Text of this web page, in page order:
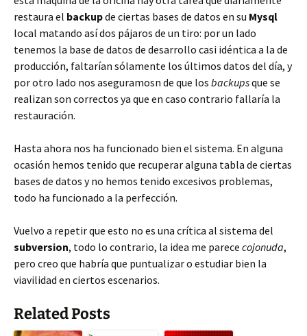
restaura el backupde ciertas bases de datos en su Mysql
local matando así dos pájaros de un tiro: por un lado
tenemos la base de datos de desarrollo casi idéntica a la de
producción, faltarían sólamente los últimos datos del día, y
por otro lado nos aseguramosn de que los backupsque se
realizan son correctos ya que en caso contrario fallaría la
restauración.
Hasta ahora nos ha funcionado bien el sistema. En alguna
ocasión hemos tenido que recuperar alguna tabla de ciertas
bases de datos y no hemos tenido excesivos problemas,
todo ha funcionado a la perfección.
Vuelvo a repetir que esto no es una crítica al sistema del
subversion, todo lo contrario, la idea me parece cojonuda,
pero creo que habría que puntualizar o estudiar bien la
viavilidad en ciertos escenarios.
Related Posts